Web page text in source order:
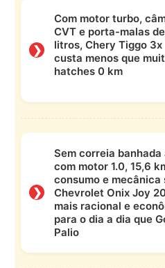
❯
Com motor turbo,
CVT e porta-malas
litros, Chery Tiggo 3x
custa menos que
hatches 0 km
❯
Sem correia banhada
com motor 1.0, 15,6
consumo e mecânica
Chevrolet Onix Joy
mais racional e
para o dia a dia que
Palio